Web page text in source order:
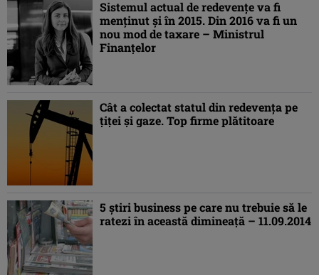
Sistemul actual de redevenţe va fi
menţinut şi în 2015. Din 2016 va fi un
nou mod de taxare – Ministrul
Finanţelor
Cât a colectat statul din redevenţa pe
ţiţei şi gaze. Top firme plătitoare
5 ştiri business pe care nu trebuie să le
ratezi în această dimineaţă – 11.09.2014